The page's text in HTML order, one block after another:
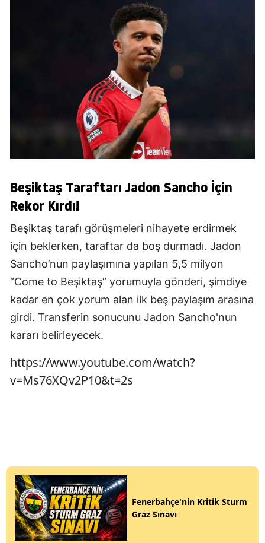
Beşiktaş Taraftarı Jadon Sancho İçin
Rekor Kırdı!
Beşiktaş tarafı görüşmeleri nihayete erdirmek
için beklerken, taraftar da boş durmadı. Jadon
Sancho’nun paylaşımına yapılan 5,5 milyon
“Come to Beşiktaş” yorumuyla gönderi, şimdiye
kadar en çok yorum alan ilk beş paylaşım arasına
girdi. Transferin sonucunu Jadon Sancho'nun
kararı belirleyecek.
https://www.youtube.com/watch?
v=Ms76XQv2P10&t=2s
Fenerbahçe'nin Kritik Sturm
Graz Sınavı